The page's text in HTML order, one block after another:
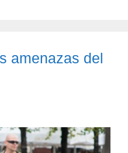
amenazas del